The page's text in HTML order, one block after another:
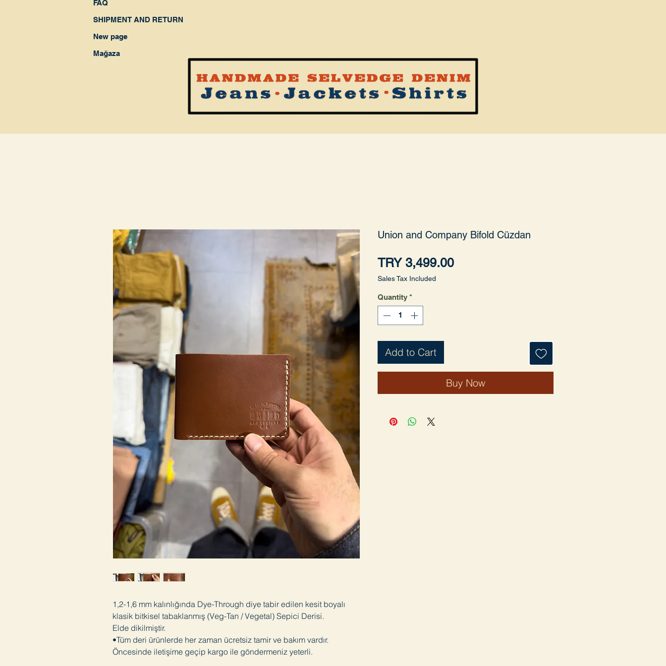
FAQ
SHIPMENT AND RETURN
New page
Mağaza
1,2-1,6 mm kalınlığında Dye-Through diye tabir edilen kesit boyalı
klasik bitkisel tabaklanmış (Veg-Tan / Vegetal) Sepici Derisi.
Elde dikilmiştir.
•Tüm deri ürünlerde her zaman ücretsiz tamir ve bakım vardır.
Öncesinde iletişime geçip kargo ile göndermeniz yeterli.
Union and Company Bifold Cüzdan
TRY 3,499.00Price
Sales Tax Included
Quantity *
Add to Cart
Buy Now